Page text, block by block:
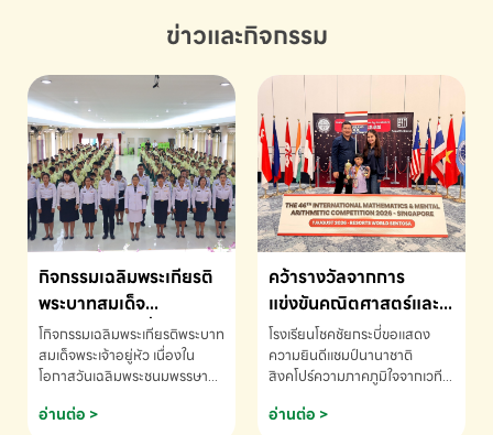
ข่าวและกิจกรรม
กิจกรรมเฉลิมพระเกียรติ
พระบาทสมเด็จ
พระเจ้าอยู่หัว เนื่องใน
โอกาสวันเฉลิม
พระชนมพรรษา
โกิจกรรมเฉลิมพระเกียรติพระบาท
สมเด็จพระเจ้าอยู่หัว เนื่องใน
โอกาสวันเฉลิมพระชนมพรรษา
ข้อมูลเพิ่มเติม โทร. 075-691910
อ่านต่อ >
คว้ารางวัลจากการ
แข่งขันคณิตศาสตร์และ
คณิตคิดเร็วนานาชาติ
ครั้งที่ 46 ประจำปี 2569
ณ ประเทศสิงคโปร์
โรงเรียนโชคชัยกระบี่ขอแสดง
ความยินดีแชมป์นานาชาติ
สิงคโปร์ความภาคภูมิใจจากเวที
ด.ช.พัทธนันท์ พรหมพันธ์ ชั้น
อ่านต่อ >